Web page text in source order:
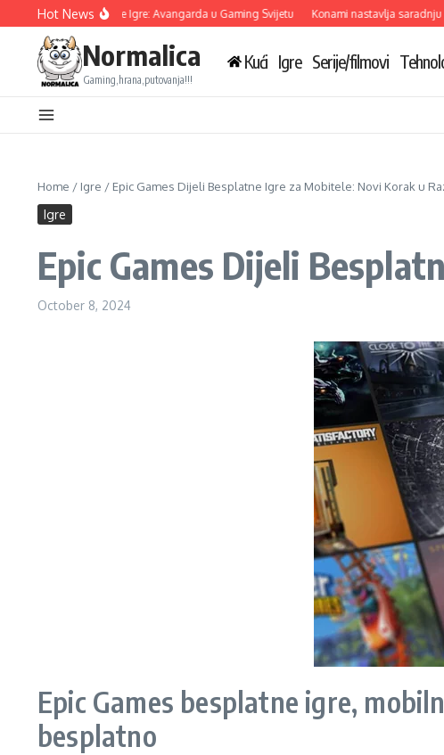
Skip to content
Hot News
Otkriva Tri Nove Igre: Avangarda u Gaming Svijetu Konami nastavlja saradnju s
Normalica
Gaming,hrana,putovanja!!!
Kući Igre Serije/filmovi
Home / Igre / Epic Games Dijeli Besplatne Igre za Mobitele: Novi Korak u
Igre
Epic Games Dijeli
October 8, 2024
Epic Games besplatne igre,
besplatno